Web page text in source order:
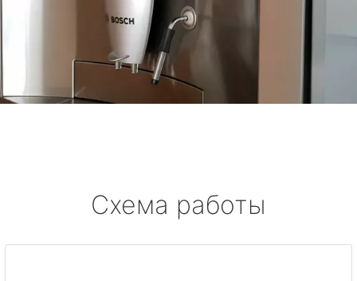
Схема работы